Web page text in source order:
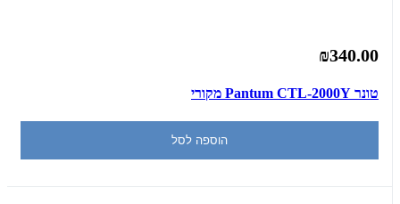
₪340.00
‏טונר Pantum CTL-2000Y מקורי
הוספה לסל